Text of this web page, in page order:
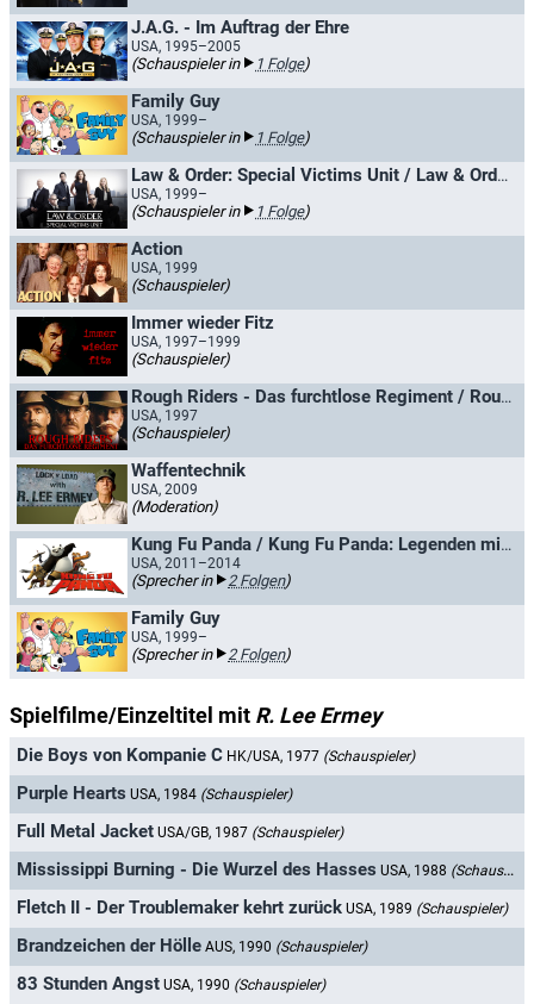
J.A.G. - Im Auftrag der Ehre
USA, 1995–2005
(Schauspieler in 1 Folge)
Family Guy
USA, 1999–
(Schauspieler in 1 Folge)
Law & Order: Special Victims Unit / Law & Order: New York
USA, 1999–
(Schauspieler in 1 Folge)
Action
USA, 1999
(Schauspieler)
Immer wieder Fitz
USA, 1997–1999
(Schauspieler)
Rough Riders - Das furchtlose Regiment / Rough Riders - Durch die Hölle zum Sieg
USA, 1997
(Schauspieler)
Waffentechnik
USA, 2009
(Moderation)
Kung Fu Panda / Kung Fu Panda: Legenden mit Fell und Fu
USA, 2011–2014
(Sprecher in 2 Folgen)
Family Guy
USA, 1999–
(Sprecher in 2 Folgen)
Spielfilme/Einzeltitel mit R. Lee Ermey
Die Boys von Kompanie C HK/USA, 1977 (Schauspieler)
Purple Hearts USA, 1984 (Schauspieler)
Full Metal Jacket USA/GB, 1987 (Schauspieler)
Mississippi Burning - Die Wurzel des Hasses USA, 1988 (Schauspieler)
Fletch II - Der Troublemaker kehrt zurück USA, 1989 (Schauspieler)
Brandzeichen der Hölle AUS, 1990 (Schauspieler)
83 Stunden Angst USA, 1990 (Schauspieler)